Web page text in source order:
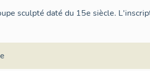
sculpté daté du 15e siècle.